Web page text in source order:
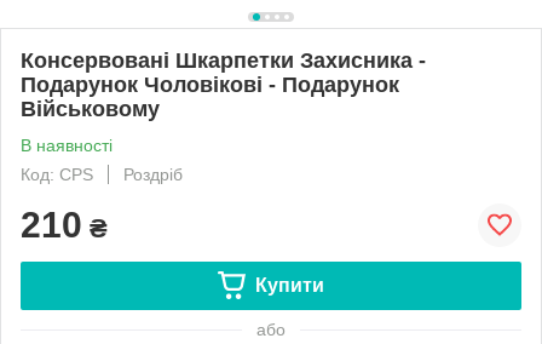
Консервовані Шкарпетки Захисника -
Подарунок Чоловікові - Подарунок
Військовому
В наявності
Код: CPS
Роздріб
210 ₴
Купити
або